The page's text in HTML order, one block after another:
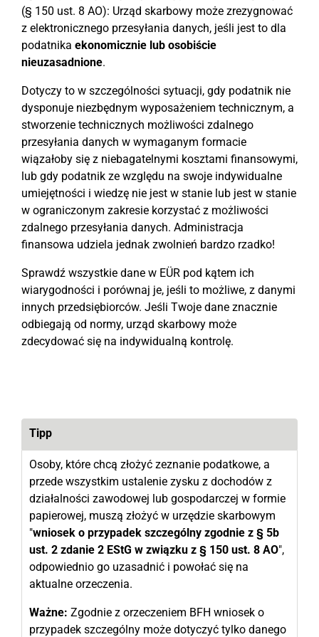
(§ 150 ust. 8 AO): Urząd skarbowy może zrezygnować
z elektronicznego przesyłania danych, jeśli jest to dla
podatnika ekonomicznie lub osobiście
nieuzasadnione.
Dotyczy to w szczególności sytuacji, gdy podatnik nie
dysponuje niezbędnym wyposażeniem technicznym, a
stworzenie technicznych możliwości zdalnego
przesyłania danych w wymaganym formacie
wiązałoby się z niebagatelnymi kosztami finansowymi,
lub gdy podatnik ze względu na swoje indywidualne
umiejętności i wiedzę nie jest w stanie lub jest w stanie
w ograniczonym zakresie korzystać z możliwości
zdalnego przesyłania danych. Administracja
finansowa udziela jednak zwolnień bardzo rzadko!
Sprawdź wszystkie dane w EÜR pod kątem ich
wiarygodności i porównaj je, jeśli to możliwe, z danymi
innych przedsiębiorców. Jeśli Twoje dane znacznie
odbiegają od normy, urząd skarbowy może
zdecydować się na indywidualną kontrolę.
Tipp
Osoby, które chcą złożyć zeznanie podatkowe, a
przede wszystkim ustalenie zysku z dochodów z
działalności zawodowej lub gospodarczej w formie
papierowej, muszą złożyć w urzędzie skarbowym
"wniosek o przypadek szczególny zgodnie z § 5b
ust. 2 zdanie 2 EStG w związku z § 150 ust. 8 AO",
odpowiednio go uzasadnić i powołać się na
aktualne orzeczenia.
Ważne: Zgodnie z orzeczeniem BFH wniosek o
przypadek szczególny może dotyczyć tylko danego